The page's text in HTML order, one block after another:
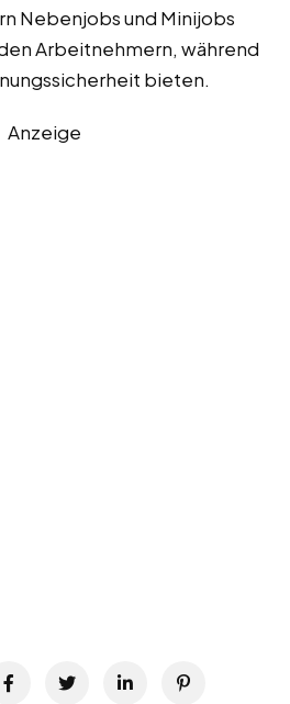
Nebenjobs und Minijobs
Arbeitnehmern, während
bieten.
Anzeige